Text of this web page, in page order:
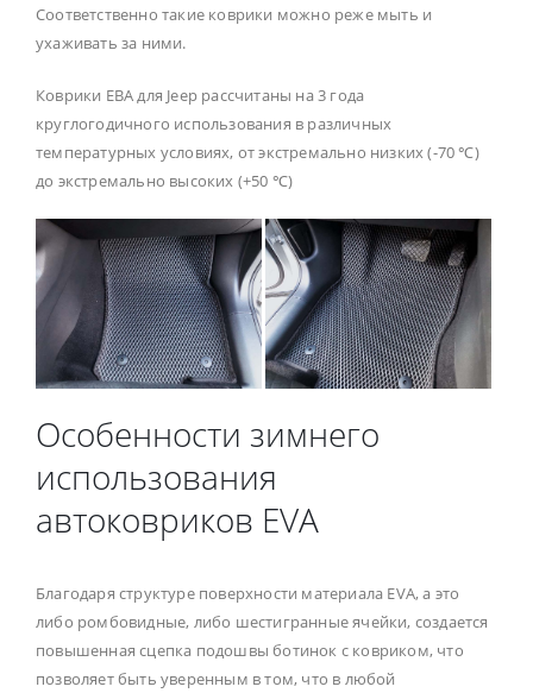
Соответственно такие коврики можно реже мыть и
ухаживать за ними.
Коврики ЕВА для Jeep рассчитаны на 3 года
круглогодичного использования в различных
температурных условиях, от экстремально низких (-70 ℃)
до экстремально высоких (+50 ℃)
Особенности зимнего
использования
автоковриков EVA
Благодаря структуре поверхности материала EVA, а это
либо ромбовидные, либо шестигранные ячейки, создается
повышенная сцепка подошвы ботинок с ковриком, что
позволяет быть уверенным в том, что в любой